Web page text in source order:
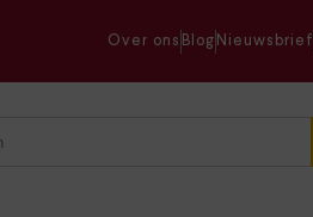
Over ons Blog Nieuwsbrief